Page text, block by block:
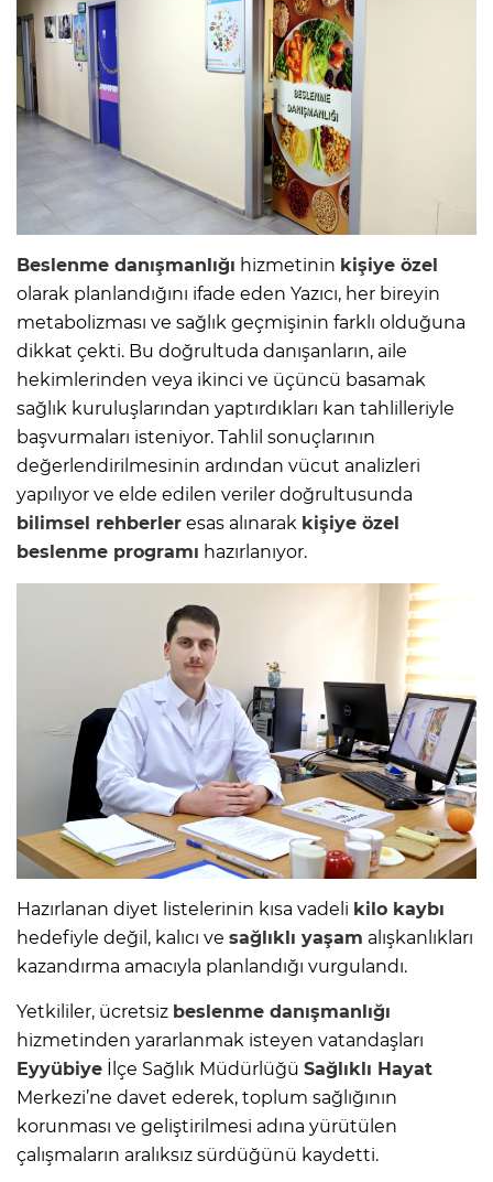
Beslenme danışmanlığı hizmetinin kişiye özel
olarak planlandığını ifade eden Yazıcı, her bireyin
metabolizması ve sağlık geçmişinin farklı olduğuna
dikkat çekti. Bu doğrultuda danışanların, aile
hekimlerinden veya ikinci ve üçüncü basamak
sağlık kuruluşlarından yaptırdıkları kan tahlilleriyle
başvurmaları isteniyor. Tahlil sonuçlarının
değerlendirilmesinin ardından vücut analizleri
yapılıyor ve elde edilen veriler doğrultusunda
bilimsel rehberler esas alınarak kişiye özel
beslenme programı hazırlanıyor.
Hazırlanan diyet listelerinin kısa vadeli kilo kaybı
hedefiyle değil, kalıcı ve sağlıklı yaşam alışkanlıkları
kazandırma amacıyla planlandığı vurgulandı.
Yetkililer, ücretsiz beslenme danışmanlığı
hizmetinden yararlanmak isteyen vatandaşları
Eyyübiye İlçe Sağlık Müdürlüğü Sağlıklı Hayat
Merkezi’ne davet ederek, toplum sağlığının
korunması ve geliştirilmesi adına yürütülen
çalışmaların aralıksız sürdüğünü kaydetti.